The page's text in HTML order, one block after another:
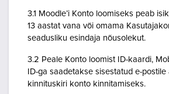
3.1 Moodle’i Konto loomiseks peab
13 aastat vana või omama
seadusliku esindaja nõusolekut.
3.2 Peale Konto loomist ID-kaardi,
ID-ga saadetakse sisestatud e-
kinnituskiri konto kinnitamiseks.